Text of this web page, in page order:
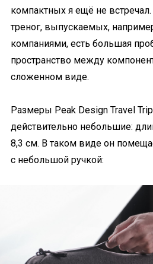
компактных я ещё не
треног, выпускаемых,
компаниями, есть большая
пространство между
сложенном виде.
Размеры Peak Design Travel
действительно небольшие:
8,3 см. В таком виде он
с небольшой ручкой: